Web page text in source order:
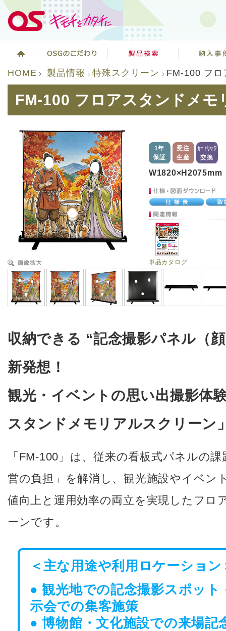
HOME 製品情報 特殊スクリーン FM-100 フロ
FM-100 フロアスタンドメモ
1年
保証
受注
生産
カートリッジ
交換
W1820×H2075mm
単品カタログ
収納できる “記念撮影パネル（
新発想！
観光・イベントの思い出撮影体
スタンドメモリアルスクリーン
「FM-100」は、従来の看板式パネルの
営の負担」を解消し、観光施設やイベン
値向上と運用効率の両立を実現したフロ
ーンです。
＜主な用途や利用ロケーション
● 観光地での記念撮影スポッ
示会での集客施策
● 博物館・文化施設での来場